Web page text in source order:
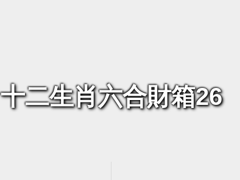
十二生肖六合財箱26